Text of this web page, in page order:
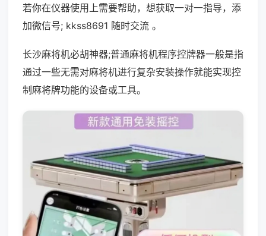
若你在仪器使用上需要帮助，想获取一对一指导，添
加微信号; kkss8691 随时交流 。
长沙麻将机必胡神器;普通麻将机程序控牌器一般是指
通过一些无需对麻将机进行复杂安装操作就能实现控
制麻将牌功能的设备或工具。